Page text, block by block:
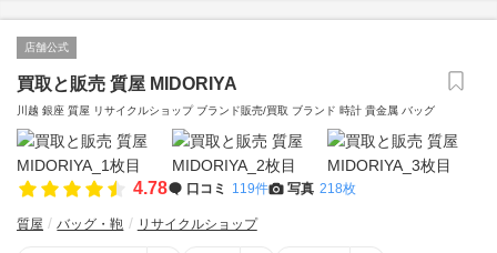
店舗公式
買取と販売 質屋 MIDORIYA
川越 銀座 質屋 リサイクルショップ ブランド販売/買取 ブランド 時計 貴金属 バッグ
4.78 口コミ 119件 写真 218枚
質屋 バッグ・鞄 リサイクルショップ